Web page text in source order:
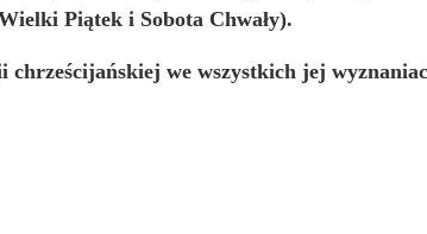
Piątek i Sobota Chwały).
chrześcijańskiej we wszystkich jej